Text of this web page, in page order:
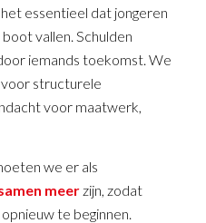
essentieel dat jongeren
vallen. Schulden
iemands toekomst. We
structurele
voor maatwerk,
we er als
meerzijn, zodat
te beginnen.